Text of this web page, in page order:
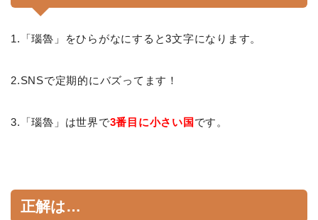
1.「瑙魯」をひらがなにすると3文字になります。
2.SNSで定期的にバズってます！
3.「瑙魯」は世界で3番目に小さい国 です。
正解は…